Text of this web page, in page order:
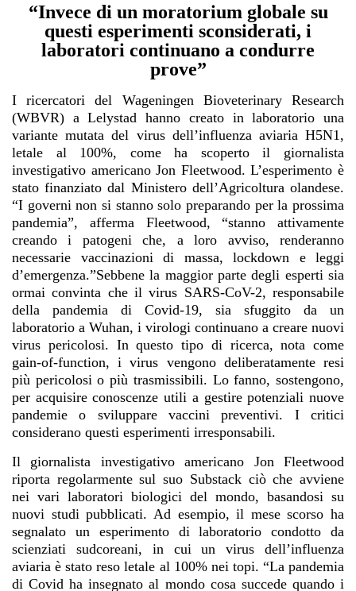
“Invece di un moratorium globale su
questi esperimenti sconsiderati, i
laboratori continuano a condurre
prove”
I ricercatori del Wageningen Bioveterinary Research
(WBVR) a Lelystad hanno creato in laboratorio una
variante mutata del virus dell’influenza aviaria H5N1,
letale al 100%, come ha scoperto il giornalista
investigativo americano Jon Fleetwood. L’esperimento è
stato finanziato dal Ministero dell’Agricoltura olandese.
“I governi non si stanno solo preparando per la prossima
pandemia”, afferma Fleetwood, “stanno attivamente
creando i patogeni che, a loro avviso, renderanno
necessarie vaccinazioni di massa, lockdown e leggi
d’emergenza.”Sebbene la maggior parte degli esperti sia
ormai convinta che il virus SARS-CoV-2, responsabile
della pandemia di Covid-19, sia sfuggito da un
laboratorio a Wuhan, i virologi continuano a creare nuovi
virus pericolosi. In questo tipo di ricerca, nota come
gain-of-function, i virus vengono deliberatamente resi
più pericolosi o più trasmissibili. Lo fanno, sostengono,
per acquisire conoscenze utili a gestire potenziali nuove
pandemie o sviluppare vaccini preventivi. I critici
considerano questi esperimenti irresponsabili.
Il giornalista investigativo americano Jon Fleetwood
riporta regolarmente sul suo Substack ciò che avviene
nei vari laboratori biologici del mondo, basandosi su
nuovi studi pubblicati. Ad esempio, il mese scorso ha
segnalato un esperimento di laboratorio condotto da
scienziati sudcoreani, in cui un virus dell’influenza
aviaria è stato reso letale al 100% nei topi. “La pandemia
di Covid ha insegnato al mondo cosa succede quando i